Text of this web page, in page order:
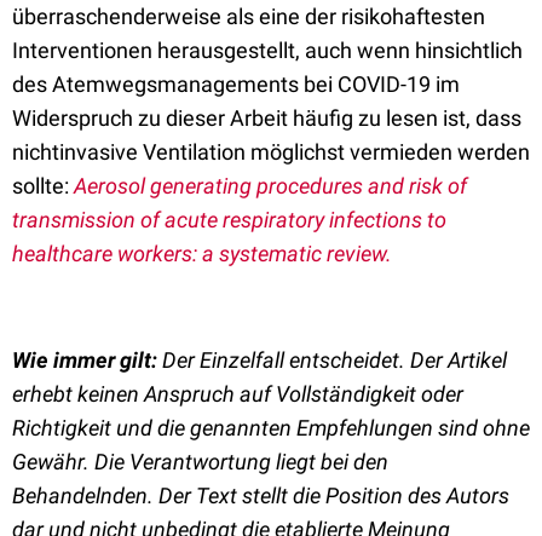
überraschenderweise als eine der risikohaftesten
Interventionen herausgestellt, auch wenn hinsichtlich
des Atemwegsmanagements bei COVID-19 im
Widerspruch zu dieser Arbeit häufig zu lesen ist, dass
nichtinvasive Ventilation möglichst vermieden werden
sollte:Aerosol generating procedures and risk of
transmission of acute respiratory infections to
healthcare workers: a systematic review.
Wie immer gilt:Der Einzelfall entscheidet. Der Artikel
erhebt keinen Anspruch auf Vollständigkeit oder
Richtigkeit und die genannten Empfehlungen sind ohne
Gewähr. Die Verantwortung liegt bei den
Behandelnden. Der Text stellt die Position des Autors
dar und nicht unbedingt die etablierte Meinung